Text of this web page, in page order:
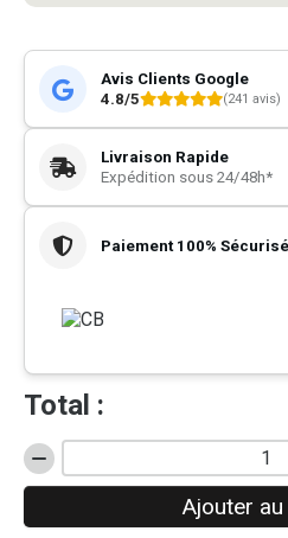
Avis Clients Google
4.8/5
(241 avis)
Livraison Rapide
Expédition sous 24/48h*
Paiement 100% Sécurisé
Total :
quantité
de
Ajouter